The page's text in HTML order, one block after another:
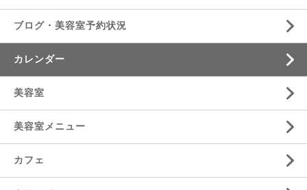
ブログ・美容室予約状況
カレンダー
美容室
美容室メニュー
カフェ